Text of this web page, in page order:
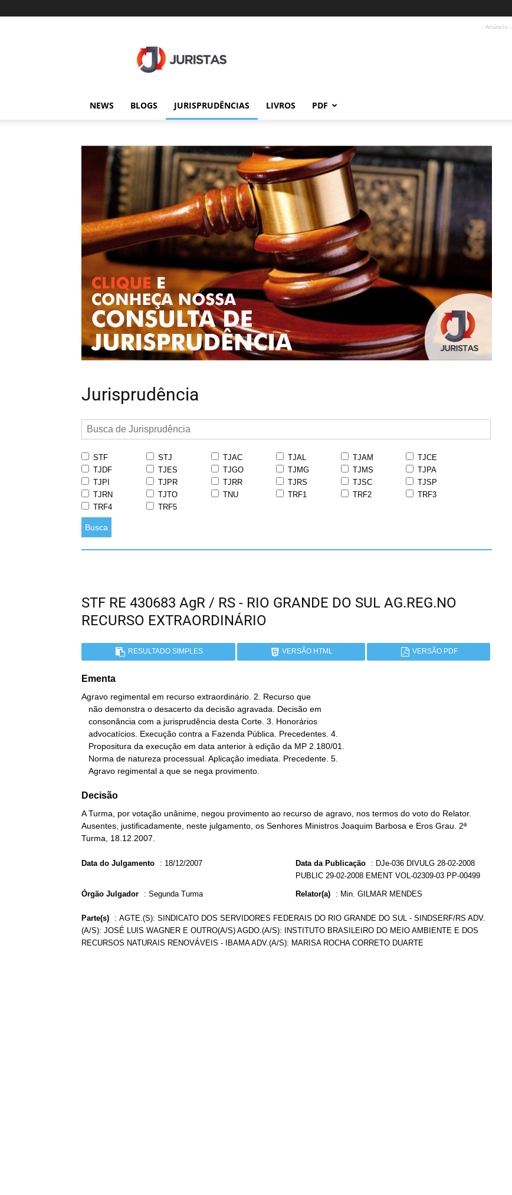
- Anúncio -
NEWS BLOGS JURISPRUDÊNCIAS LIVROS PDF
Jurisprudência
STF STJ TJAC TJAL TJAM
TJCE
TJDF
TJES TJGO TJMG TJMS
TJPA
TJPI
TJPR TJRR TJRS TJSC
TJSP
TJRN
TJTO TNU TRF1 TRF2
TRF3
TRF4
TRF5
Busca
STF RE 430683 AgR / RS - RIO GRANDE DO SUL AG.REG.NO
RECURSO EXTRAORDINÁRIO
RESULTADO SIMPLES VERSÃO HTML VERSÃO PDF
Ementa
Agravo regimental em recurso extraordinário. 2. Recurso que
   Agravo regimental a que se nega provimento.
Decisão
A Turma, por votação unânime, negou provimento ao recurso de agravo, nos termos do voto do Relator.
Ausentes, justificadamente, neste julgamento, os Senhores Ministros Joaquim Barbosa e Eros Grau. 2ª
Turma, 18.12.2007.
Data do Julgamento : 18/12/2007 Data da Publicação : DJe-036 DIVULG 28-02-2008
PUBLIC 29-02-2008 EMENT VOL-02309-03 PP-00499
Órgão Julgador : Segunda Turma Relator(a) : Min. GILMAR MENDES
Parte(s) : AGTE.(S): SINDICATO DOS SERVIDORES FEDERAIS DO RIO GRANDE DO SUL - SINDSERF/RS ADV.
(A/S): JOSÉ LUIS WAGNER E OUTRO(A/S) AGDO.(A/S): INSTITUTO BRASILEIRO DO MEIO AMBIENTE E DOS
RECURSOS NATURAIS RENOVÁVEIS - IBAMA ADV.(A/S): MARISA ROCHA CORRETO DUARTE